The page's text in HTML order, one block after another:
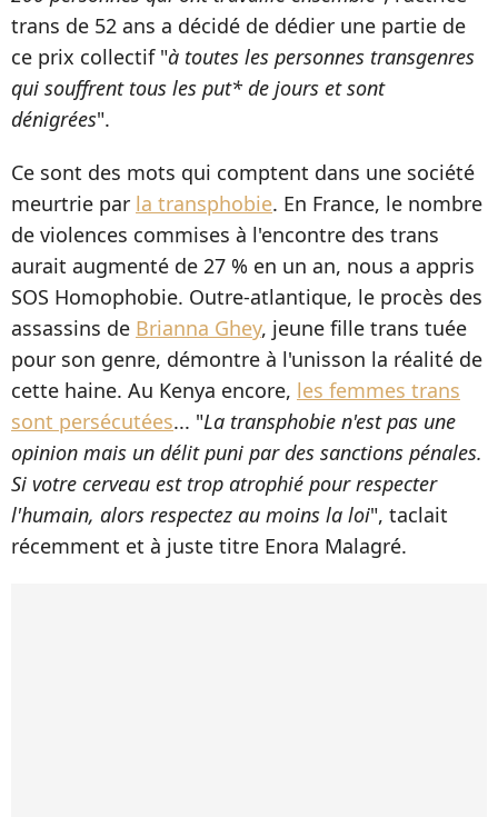
trans de 52 ans a décidé de dédier une partie de
ce prix collectif "à toutes les personnes transgenres
qui souffrent tous les put* de jours et sont
dénigrées".
Ce sont des mots qui comptent dans une société
meurtrie par la transphobie. En France, le nombre
de violences commises à l'encontre des trans
aurait augmenté de 27 % en un an, nous a appris
SOS Homophobie. Outre-atlantique, le procès des
assassins de Brianna Ghey, jeune fille trans tuée
pour son genre, démontre à l'unisson la réalité de
cette haine. Au Kenya encore, les femmes trans
sont persécutées... "La transphobie n'est pas une
opinion mais un délit puni par des sanctions pénales.
Si votre cerveau est trop atrophié pour respecter
l'humain, alors respectez au moins la loi", taclait
récemment et à juste titre Enora Malagré.